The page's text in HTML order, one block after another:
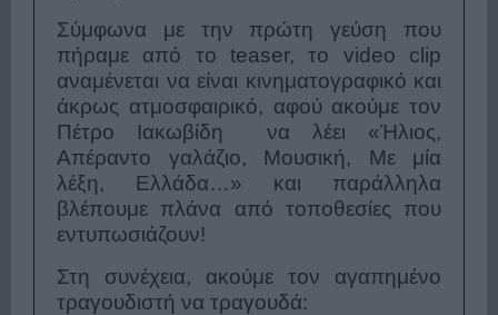
Σύμφωνα με την πρώτη γεύση που
πήραμε από το teaser, το video clip
αναμένεται να είναι κινηματογραφικό και
άκρως ατμοσφαιρικό, αφού ακούμε τον
Πέτρο Ιακωβίδη να λέει «Ήλιος,
Απέραντο γαλάζιο, Μουσική, Με μία
λέξη, Ελλάδα…» και παράλληλα
βλέπουμε πλάνα από τοποθεσίες που
εντυπωσιάζουν!
Στη συνέχεια, ακούμε τον αγαπημένο
τραγουδιστή να τραγουδά: